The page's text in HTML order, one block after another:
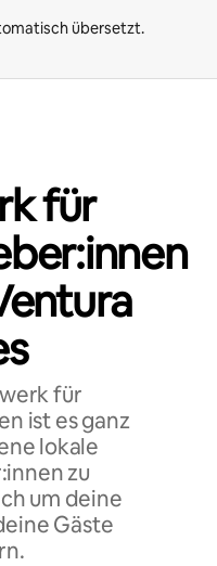
für
für
ist es ganz
lokale
zu
um deine
Gäste